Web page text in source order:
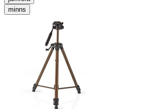
minns